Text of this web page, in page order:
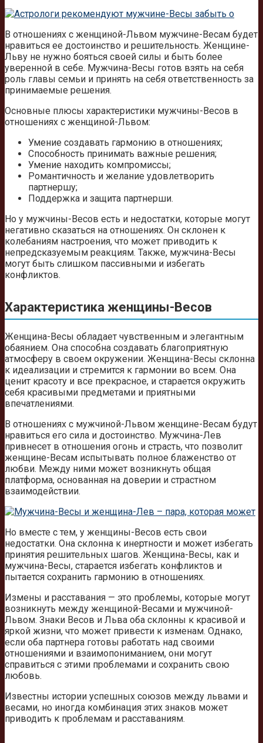
В отношениях с женщиной-Львом мужчине-Весам будет
нравиться ее достоинство и решительность. Женщине-
Льву не нужно бояться своей силы и быть более
уверенной в себе. Мужчина-Весы готов взять на себя
роль главы семьи и принять на себя ответственность за
принимаемые решения.
Основные плюсы характеристики мужчины-Весов в
отношениях с женщиной-Львом:
Умение создавать гармонию в отношениях;
Способность принимать важные решения;
Умение находить компромиссы;
Романтичность и желание удовлетворить
партнершу;
Поддержка и защита партнерши.
Но у мужчины-Весов есть и недостатки, которые могут
негативно сказаться на отношениях. Он склонен к
колебаниям настроения, что может приводить к
непредсказуемым реакциям. Также, мужчина-Весы
могут быть слишком пассивными и избегать
конфликтов.
Характеристика женщины-Весов
Женщина-Весы обладает чувственным и элегантным
обаянием. Она способна создавать благоприятную
атмосферу в своем окружении. Женщина-Весы склонна
к идеализации и стремится к гармонии во всем. Она
ценит красоту и все прекрасное, и старается окружить
себя красивыми предметами и приятными
впечатлениями.
В отношениях с мужчиной-Львом женщине-Весам будут
нравиться его сила и достоинство. Мужчина-Лев
привнесет в отношения огонь и страсть, что позволит
женщине-Весам испытывать полное блаженство от
любви. Между ними может возникнуть общая
платформа, основанная на доверии и страстном
взаимодействии.
Но вместе с тем, у женщины-Весов есть свои
недостатки. Она склонна к инертности и может избегать
принятия решительных шагов. Женщина-Весы, как и
мужчина-Весы, старается избегать конфликтов и
пытается сохранить гармонию в отношениях.
Измены и расставания — это проблемы, которые могут
возникнуть между женщиной-Весами и мужчиной-
Львом. Знаки Весов и Льва оба склонны к красивой и
яркой жизни, что может привести к изменам. Однако,
если оба партнера готовы работать над своими
отношениями и взаимопониманием, они могут
справиться с этими проблемами и сохранить свою
любовь.
Известны истории успешных союзов между львами и
весами, но иногда комбинация этих знаков может
приводить к проблемам и расставаниям.